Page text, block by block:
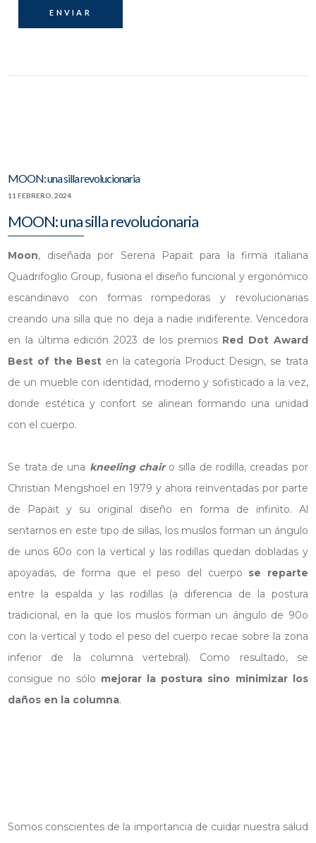
MOON: una silla revolucionaria
11 FEBRERO, 2024
MOON: una silla revolucionaria
Moon, diseñada por Serena Papait para la firma italiana
Quadrifoglio Group, fusiona el diseño funcional y ergonómico
escandinavo con formas rompedoras y revolucionarias
creando una silla que no deja a nadie indiferente. Vencedora
en la última edición 2023 de los premios Red Dot Award
Best of the Best en la categoría Product Design, se trata
de un mueble con identidad, moderno y sofisticado a la vez,
donde estética y confort se alinean formando una unidad
con el cuerpo.
Se trata de una kneeling chairo silla de rodilla, creadas por
Christian Mengshoel en 1979 y ahora reinventadas por parte
de Papait y su original diseño en forma de infinito. Al
sentarnos en este tipo de sillas, los muslos forman un ángulo
de unos 60o con la vertical y las rodillas quedan dobladas y
apoyadas, de forma que el peso del cuerpo se reparte
entre la espalda y las rodillas (a diferencia de la postura
tradicional, en la que los muslos forman un ángulo de 90o
con la vertical y todo el peso del cuerpo recae sobre la zona
inferior de la columna vertebral). Como resultado, se
consigue no sólo mejorar la postura sino minimizar los
daños en la columna.
Somos conscientes de la importancia de cuidar nuestra salud